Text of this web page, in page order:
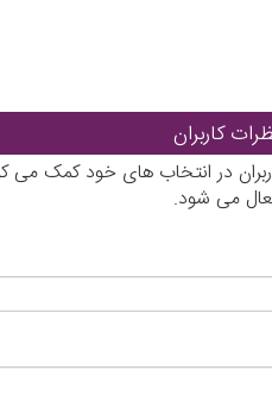
کاربران
در انتخاب های خود کمک می
می شود.